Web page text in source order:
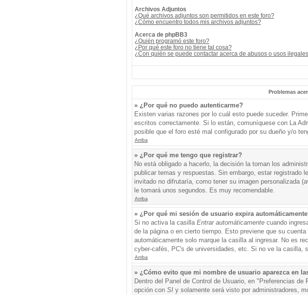
Archivos Adjuntos
¿Qué archivos adjuntos son permitidos en este foro?
¿Cómo encuentro todos mis archivos adjuntos?
Acerca de phpBB3
¿Quién programó este foro?
¿Por qué este foro no tiene tal cosa?
¿Con quién se puede contactar acerca de abusos o usos
Problemas
» ¿Por qué no puedo autenticarme?
Existen varias razones por lo cuál esto puede suceder.
escritos correctamente. Si lo están, comuníquese con La
posible que el foro esté mal configurado por su dueño y/o
Arriba
» ¿Por qué me tengo que registrar?
No está obligado a hacerlo, la decisión la toman los
publicar temas y respuestas. Sin embargo, estar registrado
invitado no difrutaría, como tener su imagen personalizada
le tomará unos segundos. Es muy recomendable.
Arriba
» ¿Por qué mi sesión de usuario expira
Si no activa la casilla Entrar automáticamentecuando
de la página o en cierto tiempo. Esto previene que su
automáticamente solo marque la casilla al ingresar. No es
cyber-cafés, PC's de universidades, etc. Si no ve la casilla,
Arriba
» ¿Cómo evito que mi nombre de usuario aparezca en
Dentro del Panel de Control de Usuario, en "Preferencias de
opción con SIy solamente será visto por administradores,